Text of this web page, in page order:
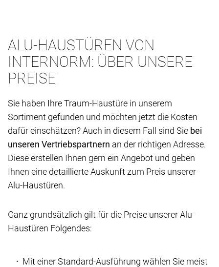
ALU-HAUSTÜREN VON
INTERNORM: ÜBER UNSERE
PREISE
Sie haben Ihre Traum-Haustüre in unserem
Sortiment gefunden und möchten jetzt die Kosten
dafür einschätzen? Auch in diesem Fall sind Sie bei
unseren Vertriebspartnern an der richtigen Adresse.
Diese erstellen Ihnen gern ein Angebot und geben
Ihnen eine detaillierte Auskunft zum Preis unserer
Alu-Haustüren.
Ganz grundsätzlich gilt für die Preise unserer Alu-
Haustüren Folgendes:
Mit einer Standard-Ausführung wählen Sie meist